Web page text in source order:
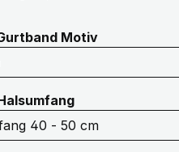
Motivauswählen
auswählen